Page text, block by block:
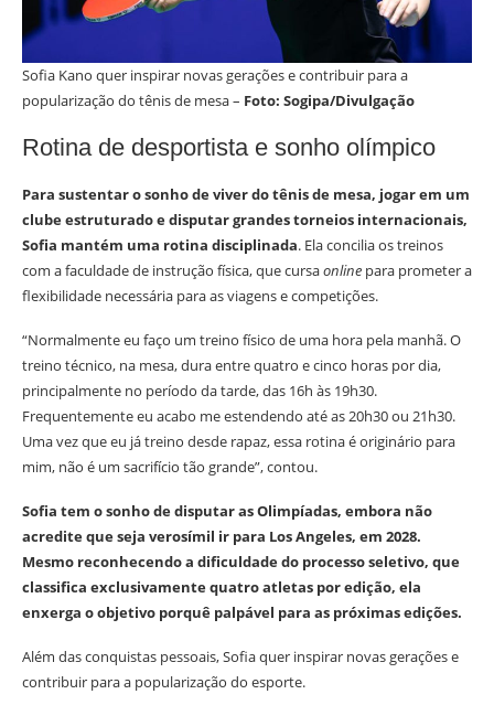
Sofia Kano quer inspirar novas gerações e contribuir para a
popularização do tênis de mesa – Foto: Sogipa/Divulgação
Rotina de desportista e sonho olímpico
Para sustentar o sonho de viver do tênis de mesa, jogar em um
clube estruturado e disputar grandes torneios internacionais,
Sofia mantém uma rotina disciplinada. Ela concilia os treinos
com a faculdade de instrução física, que cursaonline para prometer a
flexibilidade necessária para as viagens e competições.
“Normalmente eu faço um treino físico de uma hora pela manhã. O
treino técnico, na mesa, dura entre quatro e cinco horas por dia,
principalmente no período da tarde, das 16h às 19h30.
Frequentemente eu acabo me estendendo até as 20h30 ou 21h30.
Uma vez que eu já treino desde rapaz, essa rotina é originário para
mim, não é um sacrifício tão grande”, contou.
Sofia tem o sonho de disputar as Olimpíadas, embora não
acredite que seja verosímil ir para Los Angeles, em 2028.
Mesmo reconhecendo a dificuldade do processo seletivo, que
classifica exclusivamente quatro atletas por edição, ela
enxerga o objetivo porquê palpável para as próximas edições.
Além das conquistas pessoais, Sofia quer inspirar novas gerações e
contribuir para a popularização do esporte.